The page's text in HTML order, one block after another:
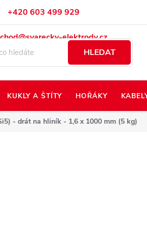
+420 603 499 929
elektrody.cz
Napište nám Kontakty
HLEDAT
KUKLY A ŠTÍTY HOŘÁKY
- drát na hliník - 1,6 x 1000 mm (5 kg)